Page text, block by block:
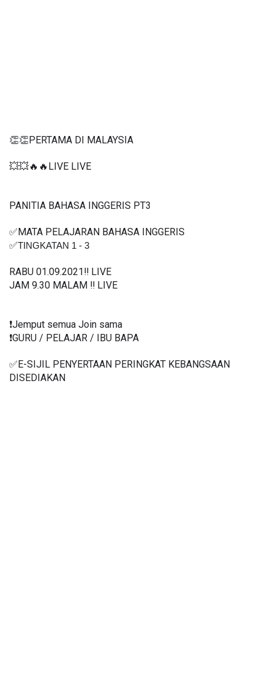
👏👏PERTAMA DI MALAYSIA
💥💥🔥🔥LIVE LIVE
PANITIA BAHASA INGGERIS PT3
✅MATA PELAJARAN BAHASA INGGERIS
✅TINGKATAN 1 - 3
RABU 01.09.2021‼️ LIVE
JAM 9.30 MALAM ‼️ LIVE
❗️Jemput semua Join sama
❗️GURU / PELAJAR / IBU BAPA
✅E-SIJIL PENYERTAAN PERINGKAT KEBANGSAAN
DISEDIAKAN